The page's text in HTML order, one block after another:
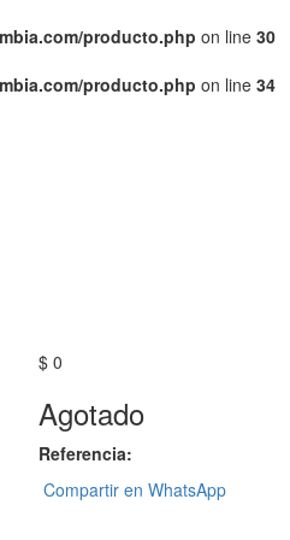
producto.php on line 30
producto.php on line 34
$ 0
Agotado
Referencia:
Compartir en WhatsApp